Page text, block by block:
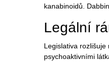
kanabinoidů.
Legální
Legislativa rozlišuje
psychoaktivními